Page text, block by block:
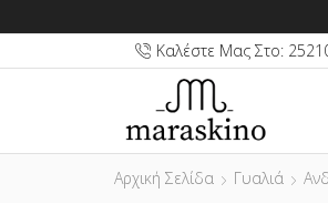
Καλέστε Μας Στο:
Αρχική Σελίδα Γυαλιά